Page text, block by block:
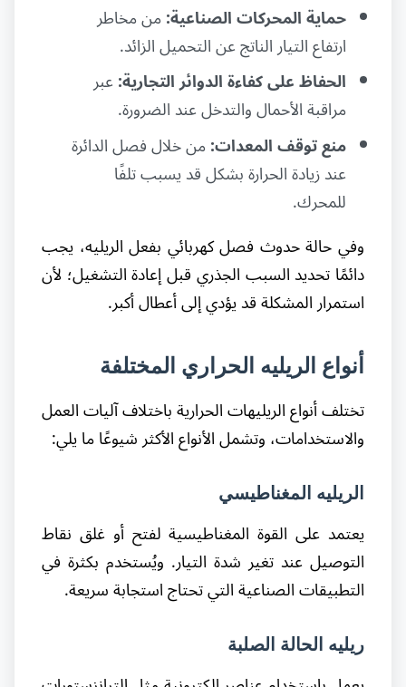
حماية المحركات الصناعية:من مخاطر
ارتفاع التيار الناتج عن التحميل الزائد.
الحفاظ على كفاءة الدوائر التجارية:عبر
مراقبة الأحمال والتدخل عند الضرورة.
منع توقف المعدات:من خلال فصل الدائرة
عند زيادة الحرارة بشكل قد يسبب تلفًا
للمحرك.
وفي حالة حدوث فصل كهربائي بفعل الريليه، يجب
دائمًا تحديد السبب الجذري قبل إعادة التشغيل؛ لأن
استمرار المشكلة قد يؤدي إلى أعطال أكبر.
أنواع الريليه الحراري المختلفة
تختلف أنواع الريليهات الحرارية باختلاف آليات العمل
والاستخدامات، وتشمل الأنواع الأكثر شيوعًا ما يلي:
الريليه المغناطيسي
يعتمد على القوة المغناطيسية لفتح أو غلق نقاط
التوصيل عند تغير شدة التيار. ويُستخدم بكثرة في
التطبيقات الصناعية التي تحتاج استجابة سريعة.
ريليه الحالة الصلبة